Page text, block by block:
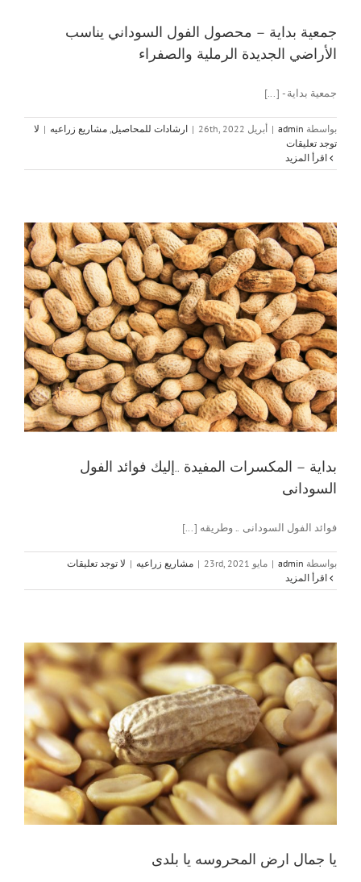
جمعية بداية – محصول الفول السوداني يناسب
الأراضي الجديدة الرملية والصفراء
جمعية بداية - [...]
بواسطة admin
| أبريل 26th, 2022 | ارشادات للمحاصيل, مشاريع زراعيه | لا
توجد تعليقات
بداية – المكسرات المفيدة ..إليك فوائد الفول
السودانى
فوائد الفول السودانى .. وطريقه [...]
بواسطة admin
| مايو 23rd, 2021 | مشاريع زراعيه | لا توجد تعليقات
يا جمال ارض المحروسه يا بلدى